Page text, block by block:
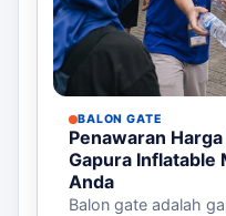
BALON GATE
Penawaran
Gapura Inflatable
Anda
Balon gate adalah